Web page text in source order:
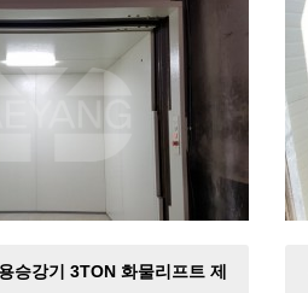
승강기 3TON 화물리프트 제